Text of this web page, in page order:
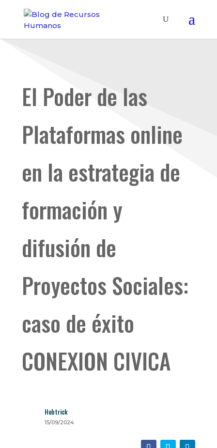
El Poder de las
Plataformas online
en la estrategia de
formación y
difusión de
Proyectos Sociales:
caso de éxito
CONEXION CIVICA
Hubtrick
15/09/2024